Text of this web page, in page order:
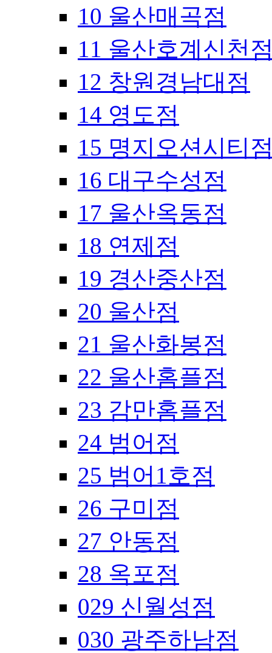
10 울산매곡점
11 울산호계신천
12 창원경남대점
14 영도점
15 명지오션시티
16 대구수성점
17 울산옥동점
18 연제점
19 경산중산점
20 울산점
21 울산화봉점
22 울산홈플점
23 감만홈플점
24 범어점
25 범어1호점
26 구미점
27 안동점
28 옥포점
029 신월성점
030 광주하남점